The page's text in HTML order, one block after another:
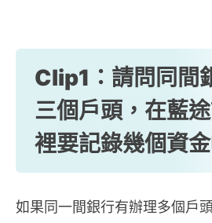
Clip1：請問同間
三個戶頭，在藍
裡要記錄幾個資
如果同一間銀行有辦理多個戶